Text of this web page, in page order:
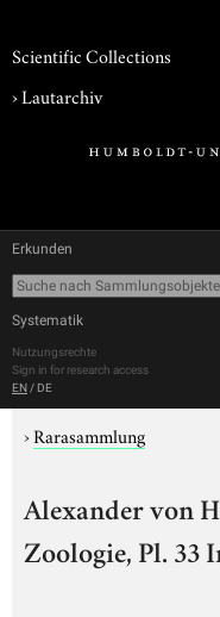
Scientific Collections
›Lautarchiv
Erkunden
Systematik
Nutzungsrechte
Sign in for research access
EN / DE
›Rarasammlung
Alexander von
Zoologie, Pl. 33